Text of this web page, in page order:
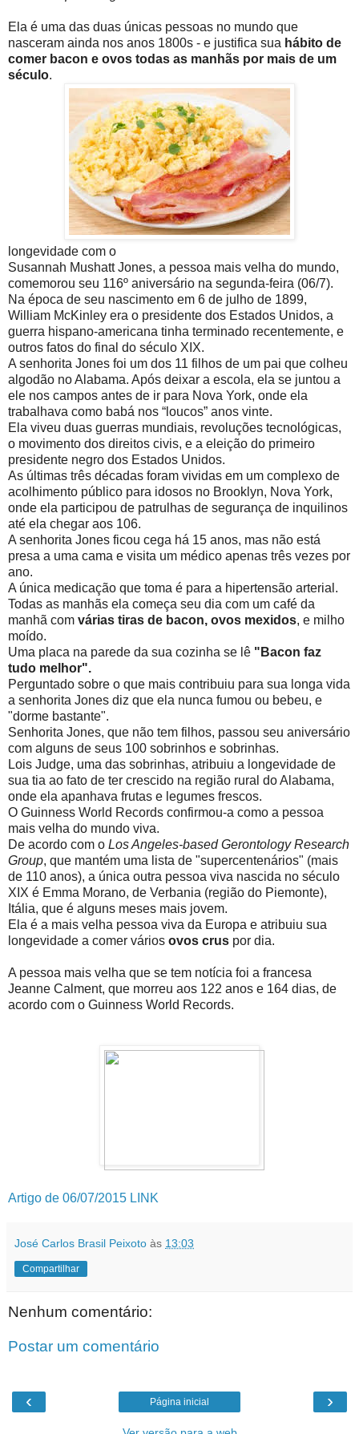
Ela é uma das duas únicas pessoas no mundo que
nasceram ainda nos anos 1800s - e justifica sua hábito de
comer bacon e ovos todas as manhãs por mais de um
século.
longevidade com o
Susannah Mushatt Jones, a pessoa mais velha do mundo,
comemorou seu 116º aniversário na segunda-feira (06/7).
Na época de seu nascimento em 6 de julho de 1899,
William McKinley era o presidente dos Estados Unidos, a
guerra hispano-americana tinha terminado recentemente, e
outros fatos do final do século XIX.
A senhorita Jones foi um dos 11 filhos de um pai que colheu
algodão no Alabama. Após deixar a escola, ela se juntou a
ele nos campos antes de ir para Nova York, onde ela
trabalhava como babá nos “loucos” anos vinte.
Ela viveu duas guerras mundiais, revoluções tecnológicas,
o movimento dos direitos civis, e a eleição do primeiro
presidente negro dos Estados Unidos.
As últimas três décadas foram vividas em um complexo de
acolhimento público para idosos no Brooklyn, Nova York,
onde ela participou de patrulhas de segurança de inquilinos
até ela chegar aos 106.
A senhorita Jones ficou cega há 15 anos, mas não está
presa a uma cama e visita um médico apenas três vezes por
ano.
A única medicação que toma é para a hipertensão arterial.
Todas as manhãs ela começa seu dia com um café da
manhã com várias tiras de bacon, ovos mexidos, e milho
moído.
Uma placa na parede da sua cozinha se lê "Bacon faz
tudo melhor".
Perguntado sobre o que mais contribuiu para sua longa vida
a senhorita Jones diz que ela nunca fumou ou bebeu, e
"dorme bastante".
Senhorita Jones, que não tem filhos, passou seu aniversário
com alguns de seus 100 sobrinhos e sobrinhas.
Lois Judge, uma das sobrinhas, atribuiu a longevidade de
sua tia ao fato de ter crescido na região rural do Alabama,
onde ela apanhava frutas e legumes frescos.
O Guinness World Records confirmou-a como a pessoa
mais velha do mundo viva.
De acordo com o Los Angeles-based Gerontology Research
Group, que mantém uma lista de "supercentenários" (mais
de 110 anos), a única outra pessoa viva nascida no século
XIX é Emma Morano, de Verbania (região do Piemonte),
Itália, que é alguns meses mais jovem.
Ela é a mais velha pessoa viva da Europa e atribuiu sua
longevidade a comer vários ovos crus por dia.
A pessoa mais velha que se tem notícia foi a francesa
Jeanne Calment, que morreu aos 122 anos e 164 dias, de
acordo com o Guinness World Records.
Artigo de 06/07/2015 LINK
José Carlos Brasil Peixoto às 13:03
Compartilhar
Nenhum comentário:
Postar um comentário
‹ ›
Página inicial